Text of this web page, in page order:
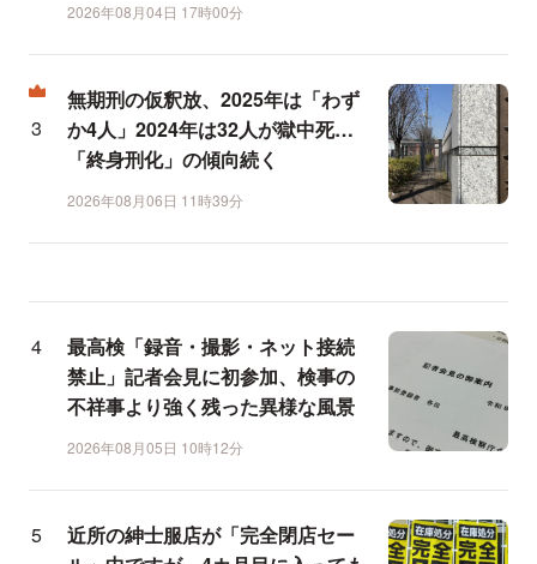
2026年08月04日 17時00分
無期刑の仮釈放、2025年は「わず
か4人」2024年は32人が獄中死…
「終身刑化」の傾向続く
2026年08月06日 11時39分
最高検「録音・撮影・ネット接続
禁止」記者会見に初参加、検事の
不祥事より強く残った異様な風景
2026年08月05日 10時12分
近所の紳士服店が「完全閉店セー